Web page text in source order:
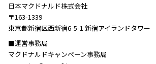
日本マクドナルド株式会社
〒163-1339
東京都新宿区西新宿6-5-1 新宿アイランドタワー
■運営事務局
マクドナルドキャンペーン事務局